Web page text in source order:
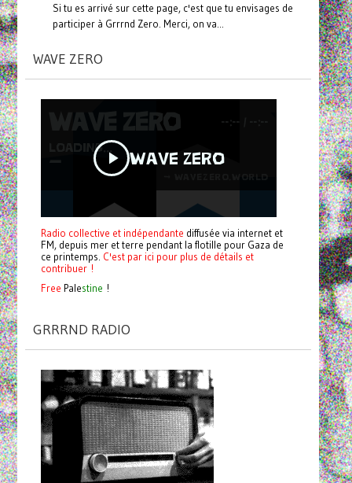
Si tu es arrivé sur cette page, c'est que tu envisages de
participer à Grrrnd Zero. Merci, on va...
WAVE ZERO
Radio collective et indépendante diffusée via internet et
FM, depuis mer et terre pendant la flotille pour Gaza de
ce printemps. C'est par ici pour plus de détails et
contribuer !
Free Palestine !
GRRRND RADIO